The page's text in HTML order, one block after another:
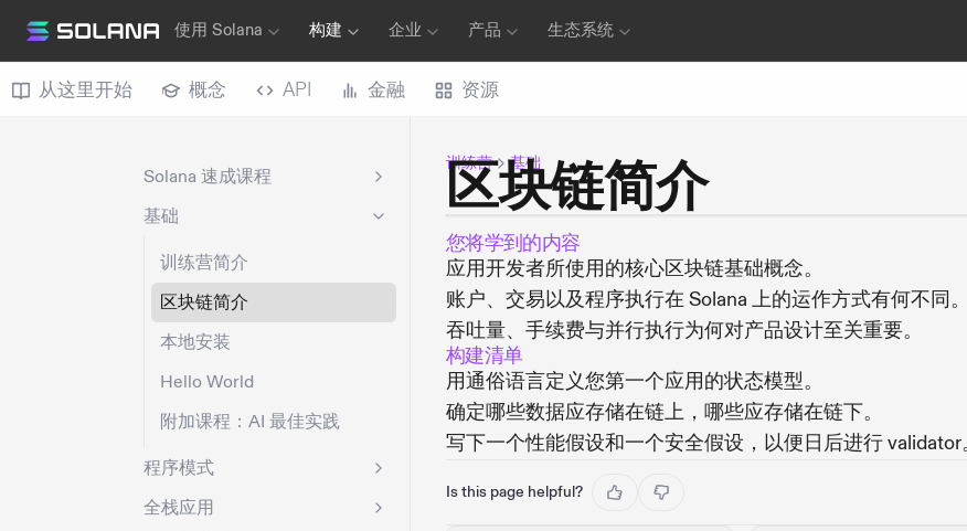
使用 Solana 构建 企业 产品 生态系统
从这里开始 概念 API 金融 资源
Solana 速成课程
基础
训练营简介
区块链简介
本地安装
Hello World
附加课程：AI 最佳实践
程序模式
全栈应用
训练营 基础
区块链简介
您将学到的内容
应用开发者所使用的核心区块链基础概念。
账户、交易以及程序执行在 Solana 上的运作方式有何不同。
吞吐量、手续费与并行执行为何对产品设计至关重要。
构建清单
用通俗语言定义您第一个应用的状态模型。
确定哪些数据应存储在链上，哪些应存储在链下。
写下一个性能假设和一个安全假设，以便日后进行 validator
Is this page helpful?